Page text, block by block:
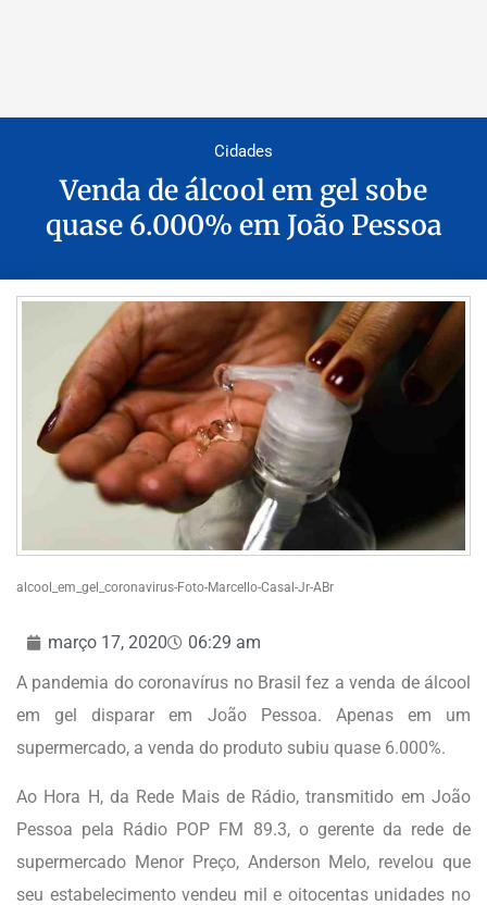
Cidades
Venda de álcool em gel sobe
quase 6.000% em João Pessoa
alcool_em_gel_coronavirus-Foto-Marcello-Casal-Jr-ABr
março 17, 2020
06:29 am
A pandemia do coronavírus no Brasil fez a venda de álcool
em gel disparar em João Pessoa. Apenas em um
supermercado, a venda do produto subiu quase 6.000%.
Ao Hora H, da Rede Mais de Rádio, transmitido em João
Pessoa pela Rádio POP FM 89.3, o gerente da rede de
supermercado Menor Preço, Anderson Melo, revelou que
seu estabelecimento vendeu mil e oitocentas unidades no